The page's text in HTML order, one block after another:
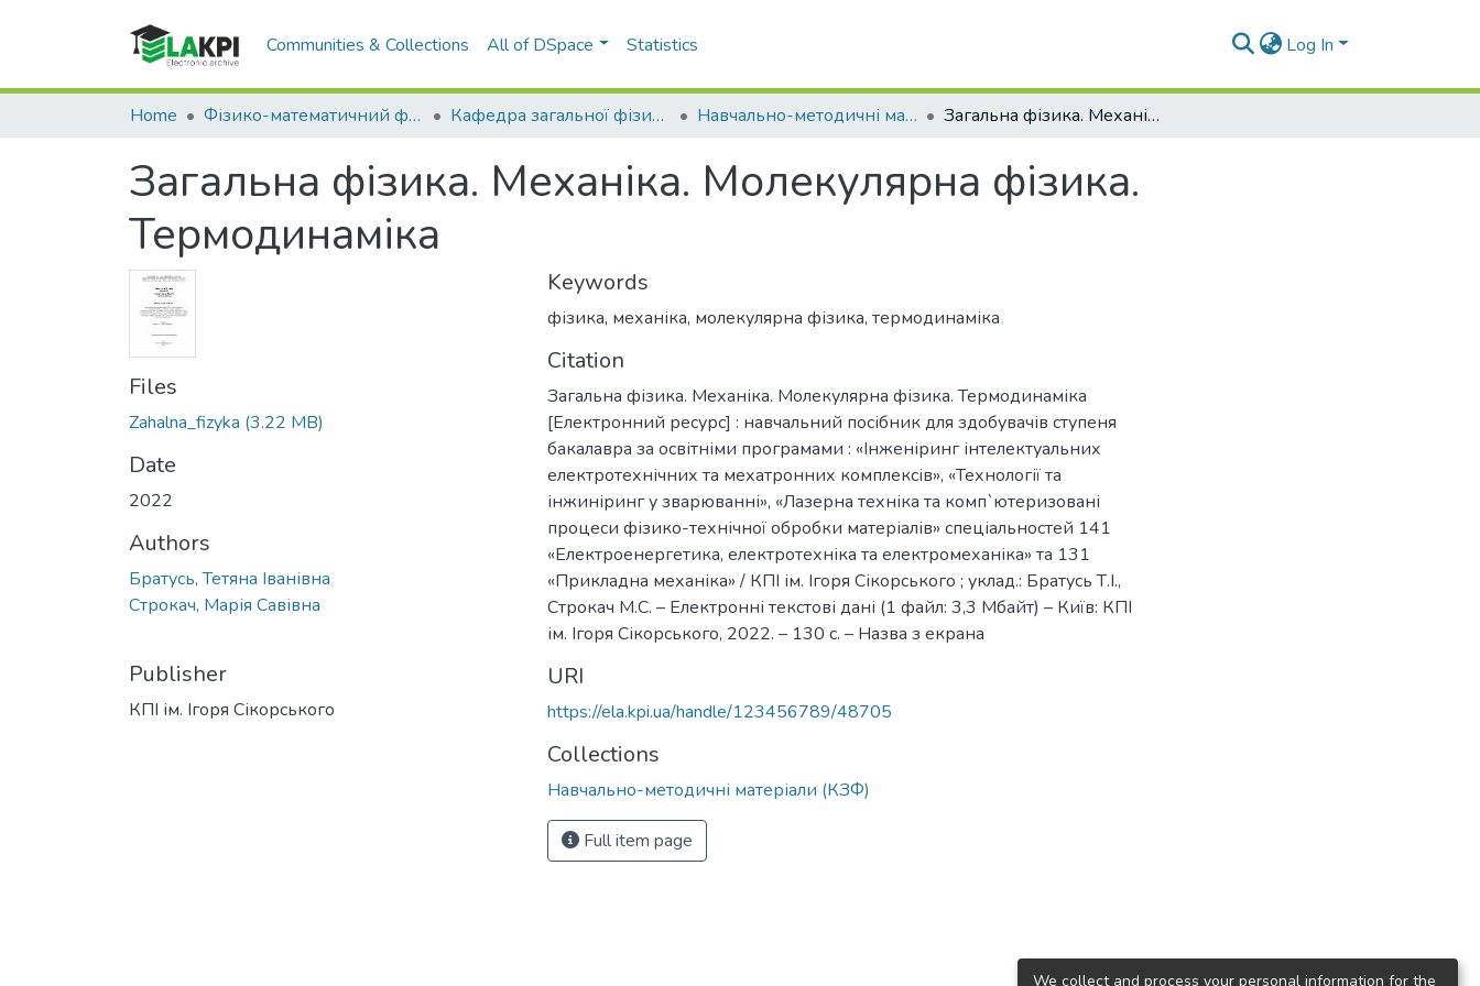
Communities & Collections All of DSpace Statistics Log In
Home Фізико-математичний факультет (ФМФ) Кафедра загальної фізики (КЗФ) Навчально-методичні матеріали (КЗФ) Загальна фізика. Механіка. Молекулярна фізика. Термодинаміка
Загальна фізика. Механіка. Молекулярна фізика.
Термодинаміка
Files
Zahalna_fizyka (3.22 MB)
Date
2022
Authors
Братусь, Тетяна Іванівна
Строкач, Марія Савівна
Publisher
КПІ ім. Ігоря Сікорського
Keywords
фізика, механіка, молекулярна фізика, термодинаміка
Citation
Загальна фізика. Механіка. Молекулярна фізика. Термодинаміка
[Електронний ресурс] : навчальний посібник для здобувачів ступеня
бакалавра за освітніми програмами : «Інженіринг інтелектуальних
електротехнічних та мехатронних комплексів», «Технології та
інжиніринг у зварюванні», «Лазерна техніка та комп`ютеризовані
процеси фізико-технічної обробки матеріалів» спеціальностей 141
«Електроенергетика, електротехніка та електромеханіка» та 131
«Прикладна механіка» / КПІ ім. Ігоря Сікорського ; уклад.: Братусь Т.І.,
Строкач М.С. – Електронні текстові дані (1 файл: 3,3 Мбайт) – Київ: КПІ
ім. Ігоря Сікорського, 2022. – 130 с. – Назва з екрана
URI
https://ela.kpi.ua/handle/123456789/48705
Collections
Навчально-методичні матеріали (КЗФ)
Full item page
We collect and process your personal information for the